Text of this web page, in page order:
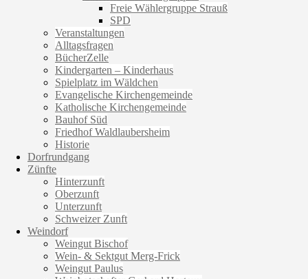
Freie Wählergruppe Strauß
SPD
Veranstaltungen
Alltagsfragen
BücherZelle
Kindergarten – Kinderhaus
Spielplatz im Wäldchen
Evangelische Kirchengemeinde
Katholische Kirchengemeinde
Bauhof Süd
Friedhof Waldlaubersheim
Historie
Dorfrundgang
Zünfte
Hinterzunft
Oberzunft
Unterzunft
Schweizer Zunft
Weindorf
Weingut Bischof
Wein- & Sektgut Merg-Frick
Weingut Paulus